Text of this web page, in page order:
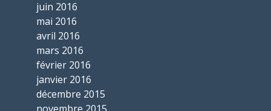
juin 2016
mai 2016
avril 2016
mars 2016
février 2016
janvier 2016
décembre 2015